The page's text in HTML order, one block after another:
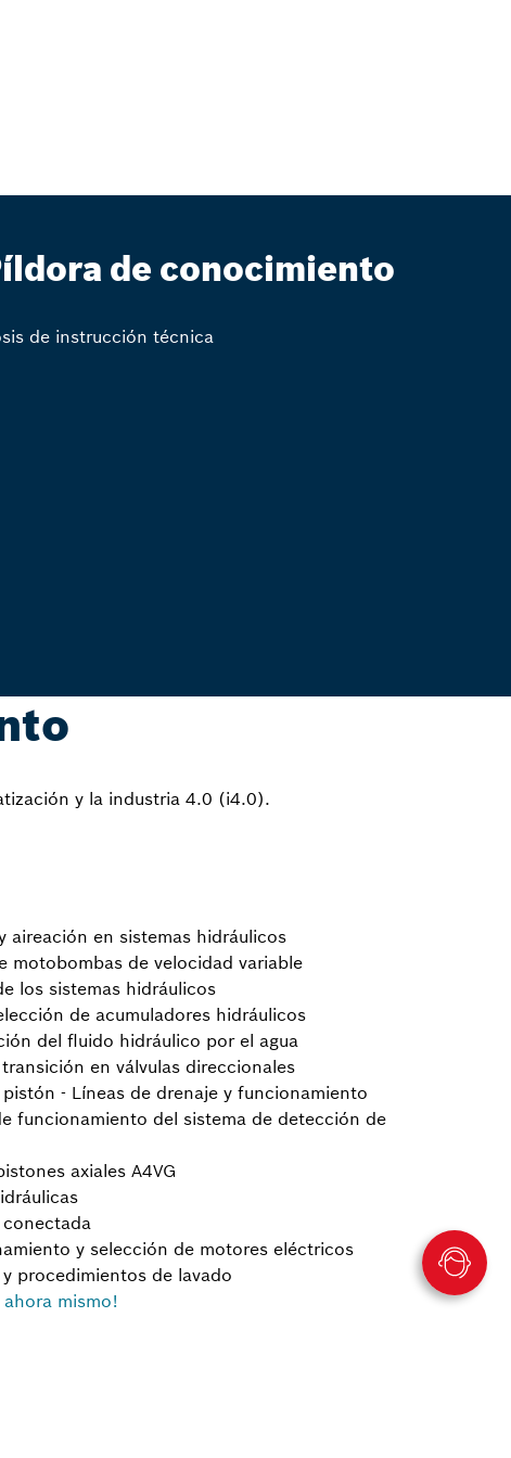
de conocimiento
de instrucción técnica
y la industria 4.0 (i4.0).
aireación en sistemas hidráulicos
motobombas de velocidad variable
los sistemas hidráulicos
de acumuladores hidráulicos
del fluido hidráulico por el agua
en válvulas direccionales
- Líneas de drenaje y funcionamiento
funcionamiento del sistema de detección de
axiales A4VG
y selección de motores eléctricos
procedimientos de lavado
ahora mismo!